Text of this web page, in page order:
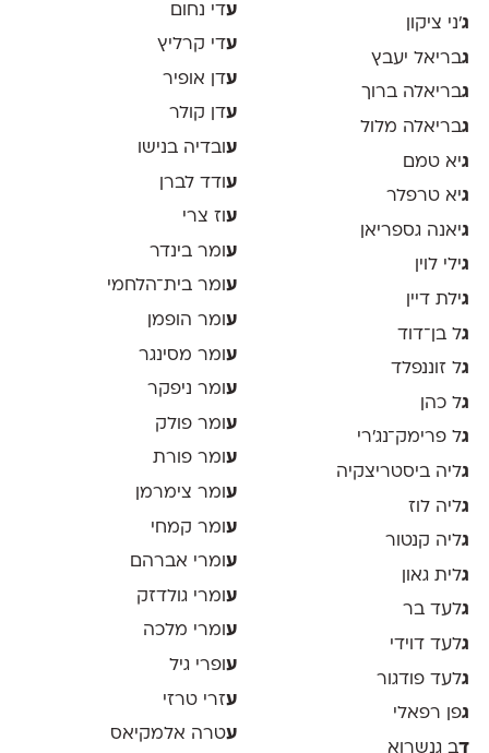
ג׳ני ציקון
גבריאל יעבץ
גבריאלה ברוך
גבריאלה מלול
גיא טמם
גיא טרפלר
גיאנה גספריאן
גילי לוין
גילת דיין
גל בן־דוד
גל זוננפלד
גל כהן
גל פרימק־נג׳רי
גליה ביסטריצקיה
גליה לוז
גליה קנטור
גלית גאון
גלעד בר
גלעד דוידי
גלעד פודגור
גפן רפאלי
דב גנשרוא
עדי נחום
עדי קרליץ
עדן אופיר
עדן קולר
ע ובדיה בנישו
ע ודד לברן
עוז צרי
ע ומר בינדר
עומר בית־הלחמי
ע ומר הופמן
ע ומר מסינגר
עומר ניפקר
ע ומר פולק
עומר פורת
ע ומר צימרמן
ע ומר קמחי
עומרי אברהם
ע ומרי גולדזק
עומרי מלכה
ע ופרי גיל
עזרי טרזי
עטרה אלמקיאס